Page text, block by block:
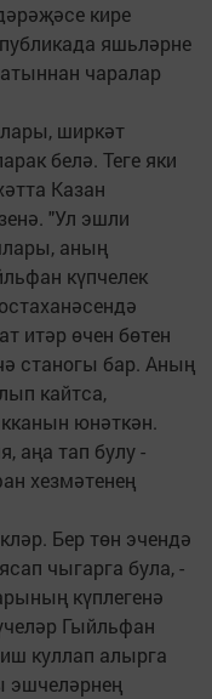
кире
яшьләрне
чаралар
ширкәт
белә. Теге яки
Казан
"Ул эшли
аның
күпчелек
итәр өчен бөтен
станогы бар. Аның
кайтса,
юнәткән.
аңа тап булу -
хезмәтенең
Бер төн эчендә
чыгарга була, -
күплегенә
Гыйльфан
куллап алырга
эшчеләрнең